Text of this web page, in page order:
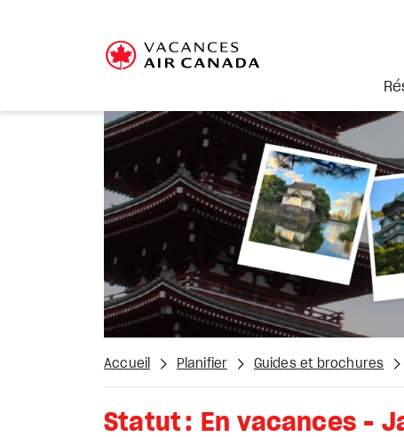
Accueil Planifier Guides et brochures
Statut : En vacances -